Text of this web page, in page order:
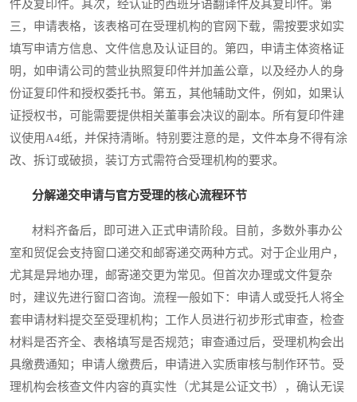
件及复印件。其次，经认证的西班牙语翻译件及其复印件。第
三，申请表格，该表格可在受理机构的官网下载，需按要求如实
填写申请方信息、文件信息及认证目的。第四，申请主体资格证
明，如申请公司的营业执照复印件并加盖公章，以及经办人的身
份证复印件和授权委托书。第五，其他辅助文件，例如，如果认
证授权书，可能需要提供相关董事会决议的副本。所有复印件建
议使用A4纸，并保持清晰。特别要注意的是，文件本身不得有涂
改、拆订或破损，装订方式需符合受理机构的要求。
分解递交申请与官方受理的核心流程环节
材料齐备后，即可进入正式申请阶段。目前，多数外事办公
室和贸促会支持窗口递交和邮寄递交两种方式。对于企业用户，
尤其是异地办理，邮寄递交更为常见。但首次办理或文件复杂
时，建议先进行窗口咨询。流程一般如下：申请人或受托人将全
套申请材料提交至受理机构；工作人员进行初步形式审查，检查
材料是否齐全、表格填写是否规范；审查通过后，受理机构会出
具缴费通知；申请人缴费后，申请进入实质审核与制作环节。受
理机构会核查文件内容的真实性（尤其是公证文书），确认无误